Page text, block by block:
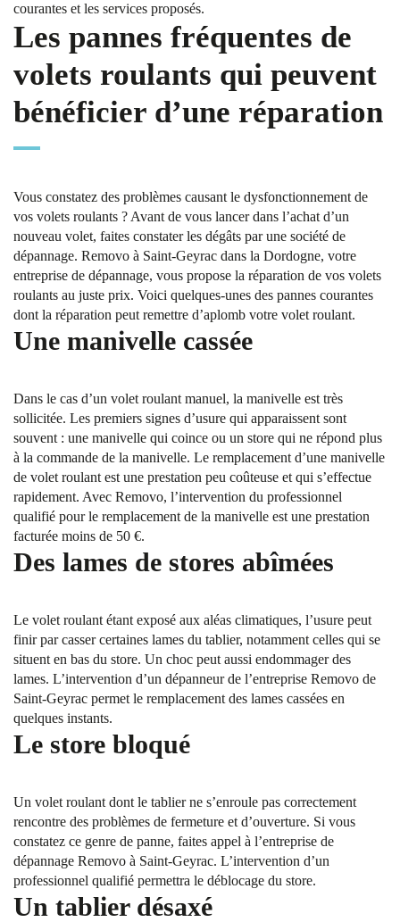
courantes et les services proposés.
Les pannes fréquentes de
volets roulants qui peuvent
bénéficier d’une réparation
Vous constatez des problèmes causant le dysfonctionnement de
vos volets roulants ? Avant de vous lancer dans l’achat d’un
nouveau volet, faites constater les dégâts par une société de
dépannage. Removo à Saint-Geyrac dans la Dordogne, votre
entreprise de dépannage, vous propose la réparation de vos volets
roulants au juste prix. Voici quelques-unes des pannes courantes
dont la réparation peut remettre d’aplomb votre volet roulant.
Une manivelle cassée
Dans le cas d’un volet roulant manuel, la manivelle est très
sollicitée. Les premiers signes d’usure qui apparaissent sont
souvent : une manivelle qui coince ou un store qui ne répond plus
à la commande de la manivelle. Le remplacement d’une manivelle
de volet roulant est une prestation peu coûteuse et qui s’effectue
rapidement. Avec Removo, l’intervention du professionnel
qualifié pour le remplacement de la manivelle est une prestation
facturée moins de 50 €.
Des lames de stores abîmées
Le volet roulant étant exposé aux aléas climatiques, l’usure peut
finir par casser certaines lames du tablier, notamment celles qui se
situent en bas du store. Un choc peut aussi endommager des
lames. L’intervention d’un dépanneur de l’entreprise Removo de
Saint-Geyrac permet le remplacement des lames cassées en
quelques instants.
Le store bloqué
Un volet roulant dont le tablier ne s’enroule pas correctement
rencontre des problèmes de fermeture et d’ouverture. Si vous
constatez ce genre de panne, faites appel à l’entreprise de
dépannage Removo à Saint-Geyrac. L’intervention d’un
professionnel qualifié permettra le déblocage du store.
Un tablier désaxé